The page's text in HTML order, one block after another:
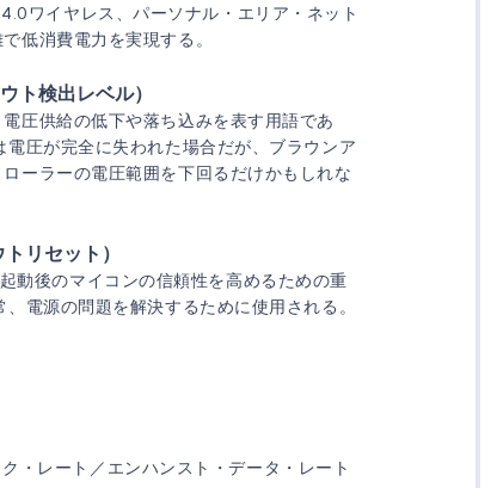
ワイヤレス、パーソナル・エリア・ネット
低消費電力を実現する。
ト検出レベル）
圧供給の低下や落ち込みを表す用語であ
電圧が完全に失われた場合だが、ブラウンア
ーラーの電圧範囲を下回るだけかもしれな
リセット）
動後のマイコンの信頼性を高めるための重
電源の問題を解決するために使用される。
・レート／エンハンスト・データ・レート